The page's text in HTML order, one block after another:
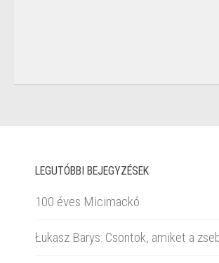
LEGUTÓBBI BEJEGYZÉSEK
100 éves Micimackó
Łukasz Barys: Csontok, amiket a